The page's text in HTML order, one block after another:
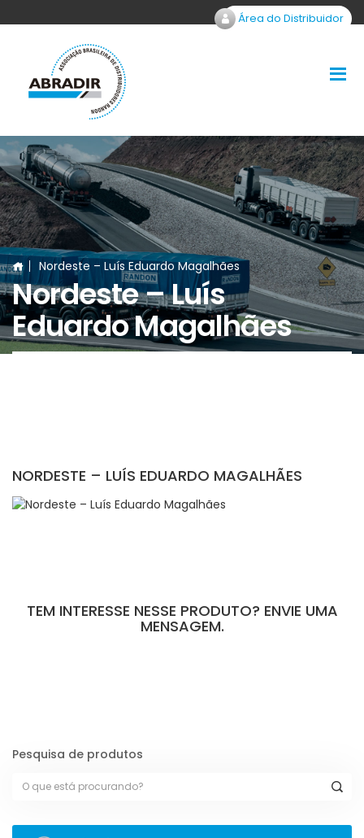
Área do Distribuidor
Nordeste – Luís Eduardo Magalhães
Nordeste – Luís
Eduardo Magalhães
NORDESTE – LUÍS EDUARDO MAGALHÃES
TEM INTERESSE NESSE PRODUTO? ENVIE UMA
MENSAGEM.
Pesquisa de produtos